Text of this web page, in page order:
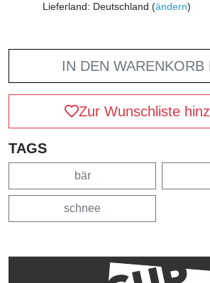
Lieferland: Deutschland (ändern)
IN DEN WARENKORB
Zur Wunschliste
TAGS
bär
schnee